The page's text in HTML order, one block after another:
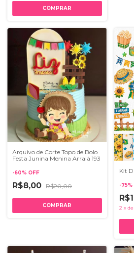
Arquivo de Corte Topo de Bolo
Festa Junina Menina Arraiá 193
-60% OFF
R$8,00 R$20,00
Kit
-75%
2 x de